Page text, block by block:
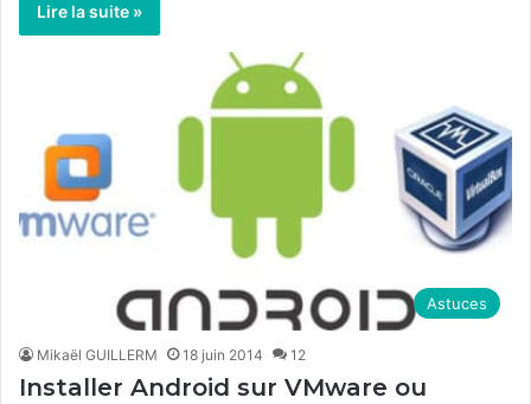
Lire la suite »
Astuces
Mikaël GUILLERM 18 juin 2014 12
Installer Android sur VMware ou